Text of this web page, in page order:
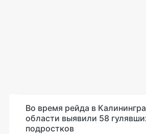
Во время рейда в
области выявили 58
подростков